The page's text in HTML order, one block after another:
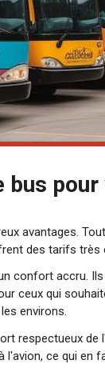
pour
avantages.
des tarifs
confort accru.
ceux qui
environs.
respectueux de
l'avion, ce qui en